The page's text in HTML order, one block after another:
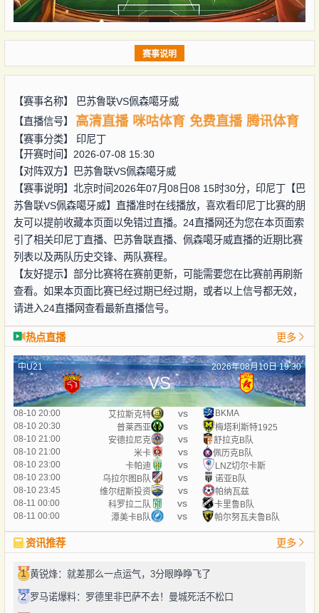
赛事说明
【赛事名称】
巴苏鲁联VS佩森噶牙威
【直播信号】
高清直播 咪咕体育 免费直播 腾讯体育
【赛事分类】 印尼丁
【开赛时间】2026-07-08 15:30
【对阵双方】
巴苏鲁联VS佩森噶牙威
【赛事说明】北京时间2026年07月08日08 15时30分，印尼丁【巴
苏鲁联VS佩森噶牙威】直播准时在线播放，喜欢看印尼丁比赛的朋
友可以提前收藏本页面以免错过直播。24直播网还为您在本页面索
引了相关印尼丁直播、巴苏鲁联直播、佩森噶牙威直播的近期比赛
列表以及两队历史交锋、两队赛程。
【友好提示】部分比赛将在赛前更新，可能需要您在比赛前再刷新
查看。如果本页面比赛已经过期已经过期，或者以上信号都无效，
请进入24直播网查看最新直播信号。
热点直播 更多
中U21 2026年08月10日 19:30
VS
08-10 20:00 艾拉斯克特 vs
BKMA
08-10 20:30
普莱西亚 vs
梅塔利斯特1925
08-10 21:00
安德拉尼克 vs
舒拉克B队
08-10 21:00
米卡 vs
佩历克B队
08-10 23:00
卡帕迪 vs
LNZ切尔卡斯
08-10 23:00
乌拉尔图B队 vs
诺亚B队
08-10 23:45
维尔纽斯投资 vs
帕纳瓦兹
08-11 00:00
科罗拉二队 vs
卡里鲁B队
08-11 00:00
潭美卡B队 vs 帕尔努瓦夫鲁B队
资讯推荐 更多
1 黄锐烽：就差那么一点运气，3分眼睁睁飞了
2 罗马诺爆料：罗德里非巴萨不去！曼城死活不松口